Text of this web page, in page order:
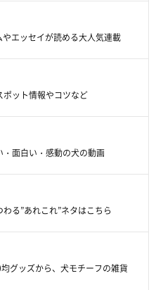
エッセイが読める大人気連載
ット情報やコツなど
面白い・感動の犬の動画
る”あれこれ”ネタはこちら
グッズから、犬モチーフの雑貨